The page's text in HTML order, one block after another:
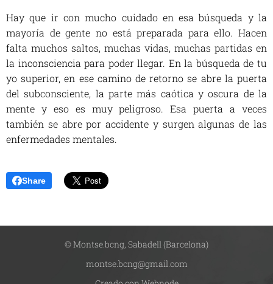
Hay que ir con mucho cuidado en esa búsqueda y la
mayoría de gente no está preparada para ello. Hacen
falta muchos saltos, muchas vidas, muchas partidas en
la inconsciencia para poder llegar. En la búsqueda de tu
yo superior, en ese camino de retorno se abre la puerta
del subconsciente, la parte más caótica y oscura de la
mente y eso es muy peligroso. Esa puerta a veces
también se abre por accidente y surgen algunas de las
enfermedades mentales.
Share
© Montse.bcng, Sabadell (Barcelona)
montse.bcng@gmail.com